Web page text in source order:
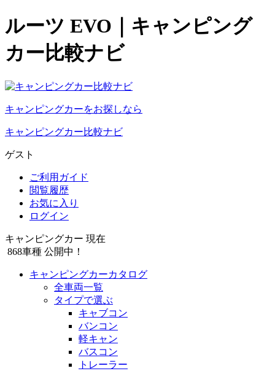
ルーツ EVO｜キャンピング
カー比較ナビ
キャンピングカーをお探しなら
キャンピングカー比較ナビ
ゲスト
ご利用ガイド
閲覧履歴
お気に入り
ログイン
キャンピングカー 現在
868車種 公開中！
キャンピングカーカタログ
全車両一覧
タイプで選ぶ
キャブコン
バンコン
軽キャン
バスコン
トレーラー